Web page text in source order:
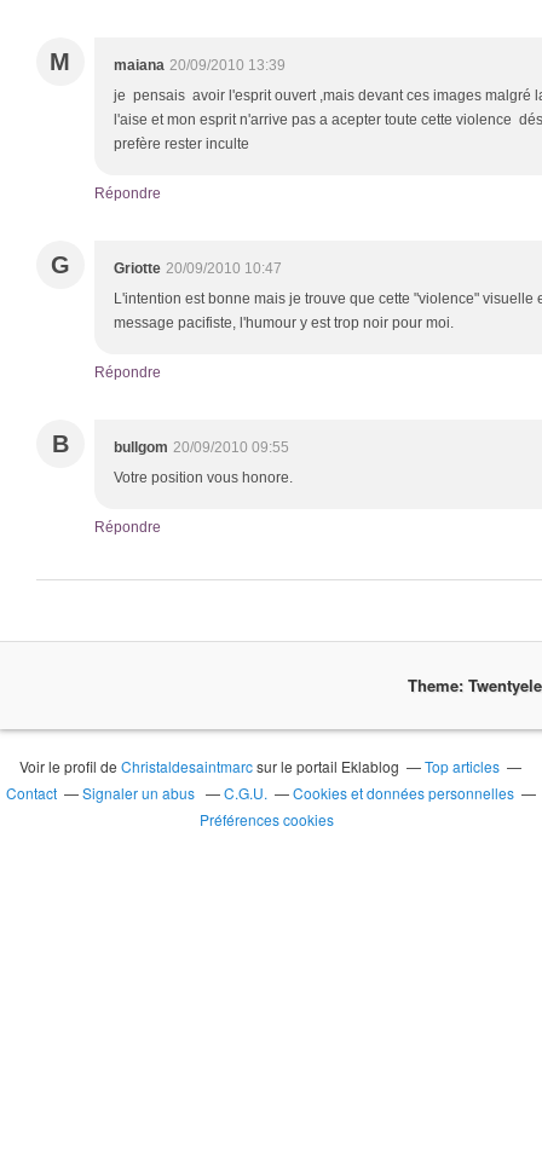
M maiana 20/09/2010 13:39
je pensais avoir l'esprit ouvert ,mais devant ces images malgré
l'aise et mon esprit n'arrive pas a acepter toute cette violence
prefère rester inculte
Répondre
G Griotte 20/09/2010 10:47
L'intention est bonne mais je trouve que cette "violence" visuelle
message pacifiste, l'humour y est trop noir pour moi.
Répondre
B bullgom 20/09/2010 09:55
Votre position vous honore.
Répondre
Theme:
Voir le profil deChristaldesaintmarcsur le portail Eklablog
Top articles
Contact
Signaler un abus C.G.U.
Cookies et données personnelles
Préférences cookies